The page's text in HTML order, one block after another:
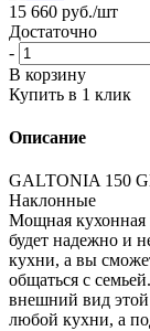
15 660 руб./шт
Достаточно
-
В корзину
Купить в 1 клик
Описание
GALTONIA 150
Наклонные
Мощная
будет надежно и
кухни, а вы
общаться с
внешний вид этой
любой кухни, а